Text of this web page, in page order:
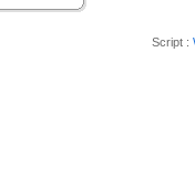
Script :